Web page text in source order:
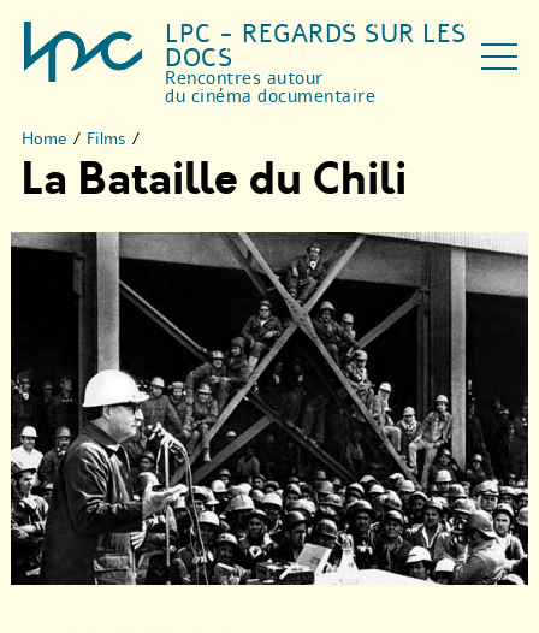
LPC - REGARDS SUR LES
DOCS
Rencontres autour
du cinéma documentaire
Home / Films /
La Bataille du Chili